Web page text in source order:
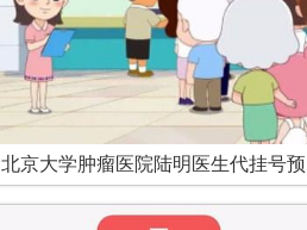
北京大学肿瘤医院陆明医生代挂号预